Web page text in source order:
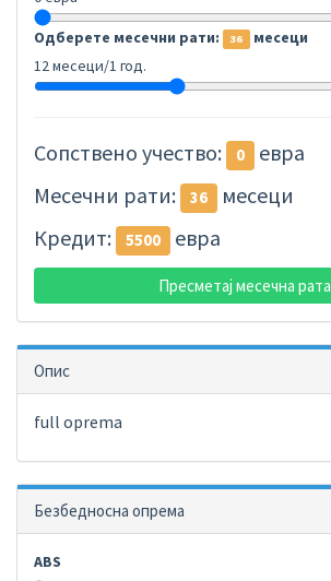
Одберете месечни рати: 36 месеци
12 месеци/1 год.
Сопствено учество: 0
евра
Месечни рати:
36
месеци
Кредит:
5500 евра
Пресметај месечна рата
Опис
full oprema
Безбедносна опрема
ABS